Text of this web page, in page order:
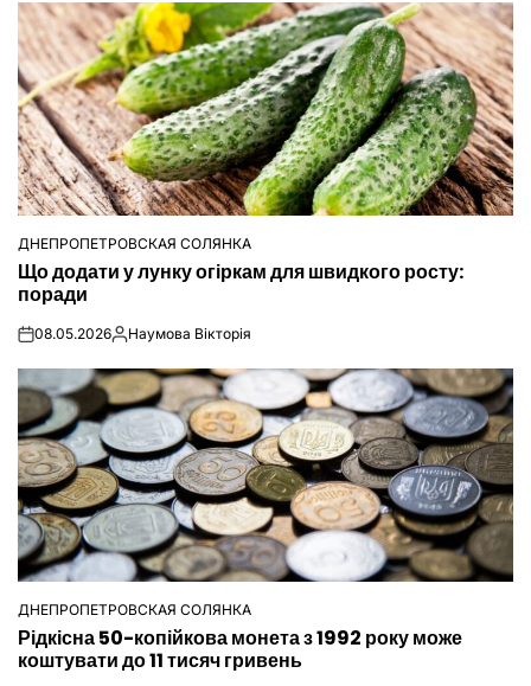
ОПУБЛІКУВАТИ
У
ДНЕПРОПЕТРОВСКАЯ СОЛЯНКА
Що додати у лунку огіркам для швидкого росту:
поради
on08.05.2026Опубліковано
Наумова Вікторія
ОПУБЛІКУВАТИ
У
ДНЕПРОПЕТРОВСКАЯ СОЛЯНКА
Рідкісна 50-копійкова монета з 1992 року може
коштувати до 11 тисяч гривень